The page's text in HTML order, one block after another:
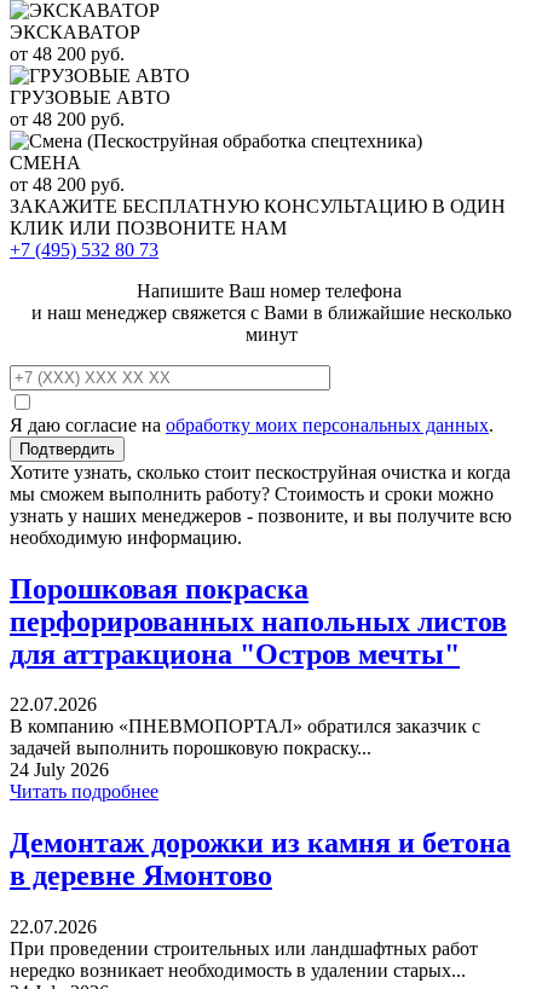
ЭКСКАВАТОР
от 48 200 руб.
ГРУЗОВЫЕ АВТО
от 48 200 руб.
СМЕНА
от 48 200 руб.
ЗАКАЖИТЕ БЕСПЛАТНУЮ КОНСУЛЬТАЦИЮ В ОДИН
КЛИК ИЛИ ПОЗВОНИТЕ НАМ
+7 (495) 532 80 73
Напишите Ваш номер телефона
и наш менеджер свяжется с Вами в ближайшие несколько
минут
Я даю согласие на обработку моих персональных данных.
Хотите узнать, сколько стоит пескоструйная очистка и когда
мы сможем выполнить работу? Стоимость и сроки можно
узнать у наших менеджеров - позвоните, и вы получите всю
необходимую информацию.
Порошковая покраска
перфорированных напольных листов
для аттракциона "Остров мечты"
22.07.2026
В компанию «ПНЕВМОПОРТАЛ» обратился заказчик с
задачей выполнить порошковую покраску...
24 July 2026
Читать подробнее
Демонтаж дорожки из камня и бетона
в деревне Ямонтово
22.07.2026
При проведении строительных или ландшафтных работ
нередко возникает необходимость в удалении старых...